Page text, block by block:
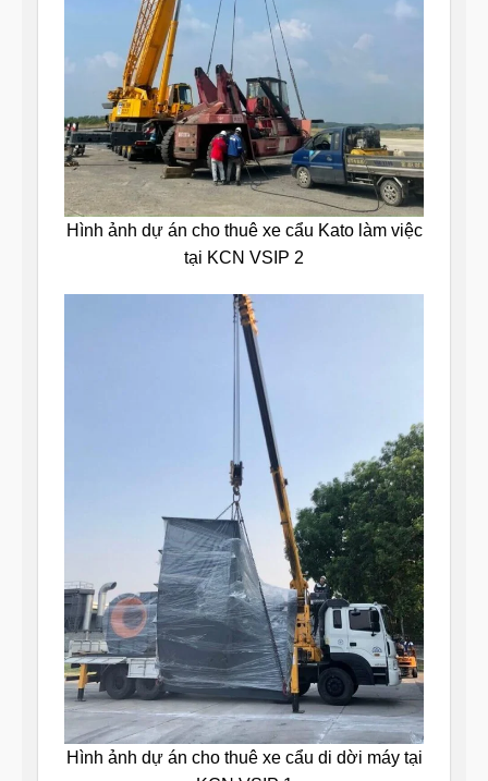
Hình ảnh dự án cho thuê xe cẩu Kato làm việc
tại KCN VSIP 2
Hình ảnh dự án cho thuê xe cẩu di dời máy tại